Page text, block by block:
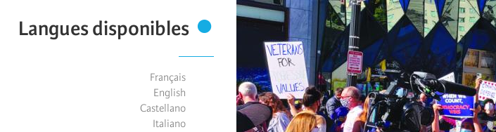
Langues disponibles
Français
English
Castellano
Italiano